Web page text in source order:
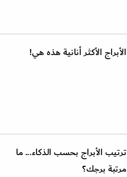
الأبراج الأكثر أنانية هذه هي!
ترتيب الأبراج بحسب الذكاء... ما
مرتبة برجك؟